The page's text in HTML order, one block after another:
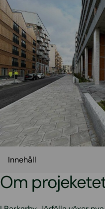
Innehåll
Om